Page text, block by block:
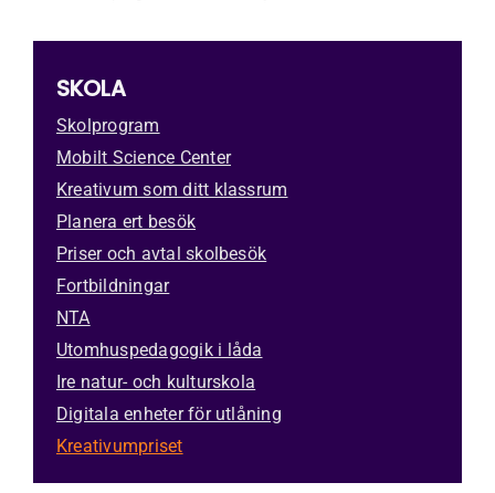
Jobba här
Kontakt
SKOLA
Skolprogram
Mobilt Science Center
Kreativum som ditt klassrum
Planera ert besök
Priser och avtal skolbesök
Fortbildningar
NTA
Utomhuspedagogik i låda
Ire natur- och kulturskola
Digitala enheter för utlåning
Kreativumpriset